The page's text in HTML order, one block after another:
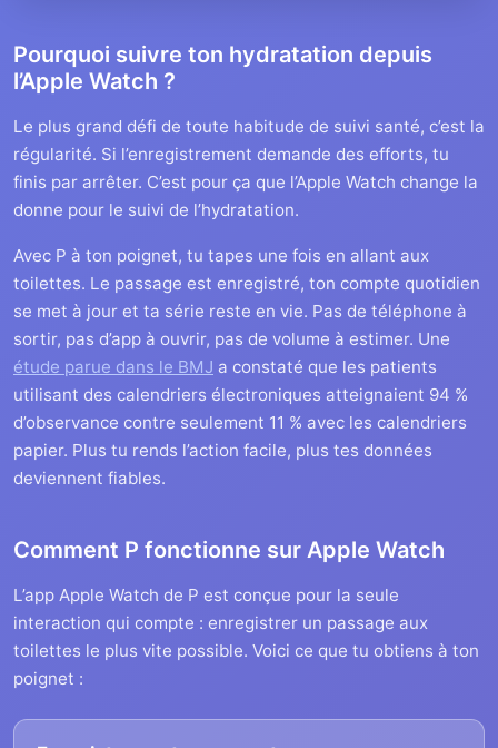
Pourquoi suivre ton hydratation depuis
l’Apple Watch ?
Le plus grand défi de toute habitude de suivi santé, c’est la
régularité. Si l’enregistrement demande des efforts, tu
finis par arrêter. C’est pour ça que l’Apple Watch change la
donne pour le suivi de l’hydratation.
Avec P à ton poignet, tu tapes une fois en allant aux
toilettes. Le passage est enregistré, ton compte quotidien
se met à jour et ta série reste en vie. Pas de téléphone à
sortir, pas d’app à ouvrir, pas de volume à estimer. Une
étude parue dans le BMJ a constaté que les patients
utilisant des calendriers électroniques atteignaient 94 %
d’observance contre seulement 11 % avec les calendriers
papier. Plus tu rends l’action facile, plus tes données
deviennent fiables.
Comment P fonctionne sur Apple Watch
L’app Apple Watch de P est conçue pour la seule
interaction qui compte : enregistrer un passage aux
toilettes le plus vite possible. Voici ce que tu obtiens à ton
poignet :